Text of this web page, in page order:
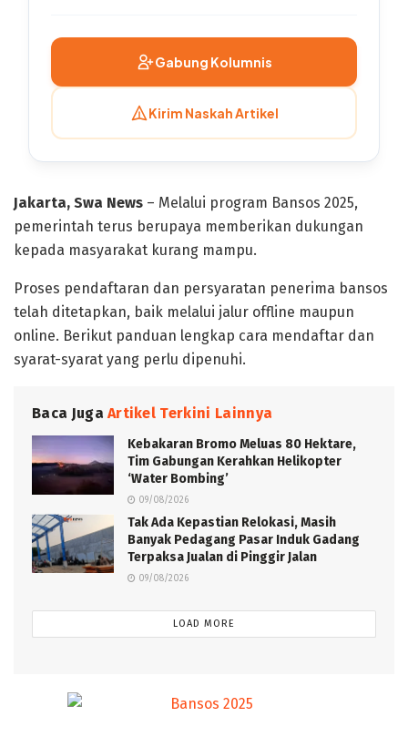
Gabung Kolumnis
Kirim Naskah Artikel
Jakarta, Swa News – Melalui program Bansos 2025,
pemerintah terus berupaya memberikan dukungan
kepada masyarakat kurang mampu.
Proses pendaftaran dan persyaratan penerima bansos
telah ditetapkan, baik melalui jalur offline maupun
online. Berikut panduan lengkap cara mendaftar dan
syarat-syarat yang perlu dipenuhi.
Baca Juga Artikel Terkini Lainnya
Kebakaran Bromo Meluas 80 Hektare,
Tim Gabungan Kerahkan Helikopter
‘Water Bombing’
09/08/2026
Tak Ada Kepastian Relokasi, Masih
Banyak Pedagang Pasar Induk Gadang
Terpaksa Jualan di Pinggir Jalan
09/08/2026
LOAD MORE